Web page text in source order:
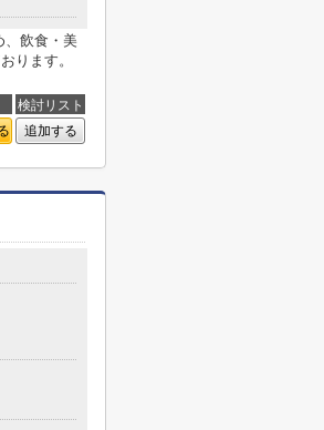
、飲食・美
ります。
検討リスト
追加する